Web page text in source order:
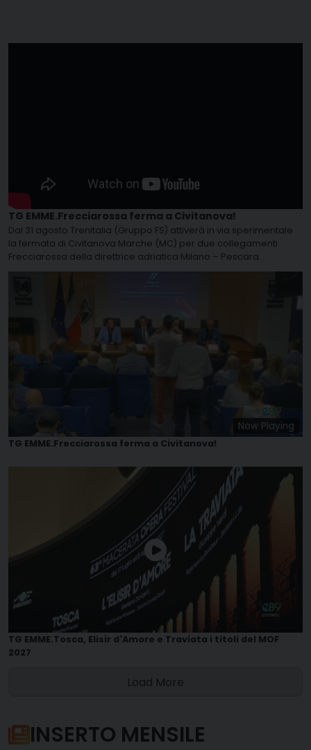
TG EMME.Frecciarossa ferma a Civitanova!
Dal 31 agosto Trenitalia (Gruppo FS) attiverà in via sperimentale
la fermata di Civitanova Marche (MC) per due collegamenti
Frecciarossa della direttrice adriatica Milano – Pescara.
Now Playing
TG EMME.Frecciarossa ferma a Civitanova!
TG EMME.Tosca, Elisir d'Amore e Traviata i titoli del MOF
2027
Load More
INSERTO MENSILE